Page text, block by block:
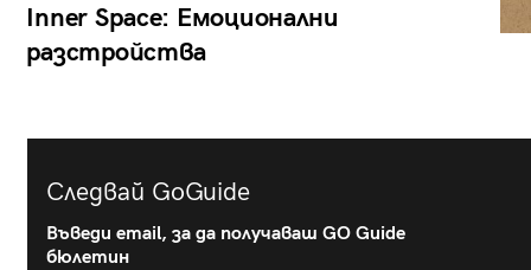
Inner Space: Емоционални
разстройства
Следвай GoGuide
Въведи email, за да получаваш GO Guide
бюлетин